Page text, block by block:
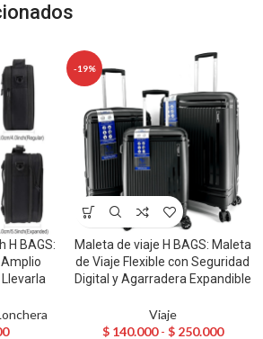
H BAGS:
-19%
Maleta de viaje H BAGS: Maleta
de Viaje Flexible con Seguridad
Digital y Agarradera Expandible
Viaje
$140.000 - $250.000